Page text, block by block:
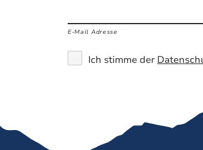
E-Mail Adresse
Ich stimme der